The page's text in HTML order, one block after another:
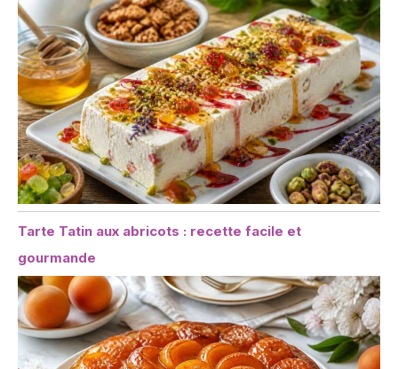
Tarte Tatin aux abricots : recette facile et
gourmande